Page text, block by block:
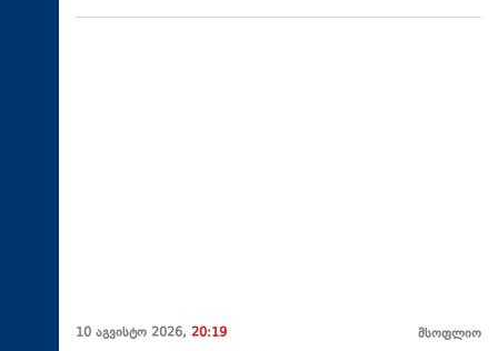
10 აგვისტო 2026, 20:19 მსოფლიო